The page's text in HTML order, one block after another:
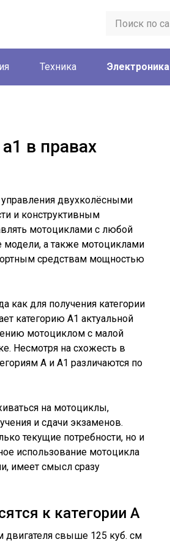
Техника Электроника
в правах
управления двухколёсными
и конструктивным
мотоциклами с любой
а также мотоциклами
средствам мощностью
как для получения категории
категорию А1 актуальной
мотоциклом с малой
Несмотря на схожесть в
А и А1 различаются по
на мотоциклы,
и сдачи экзаменов.
текущие потребности, но и
использование мотоцикла
имеет смысл сразу
к категории А
двигателя свыше 125 куб. см